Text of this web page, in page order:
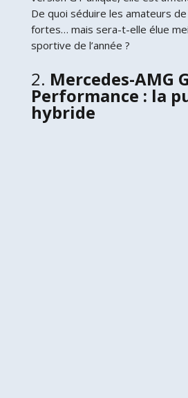
De quoi séduire les amateurs
fortes… mais sera-t-elle élue
sportive de l’année ?
2. Mercedes-AMG
Performance : la
hybride